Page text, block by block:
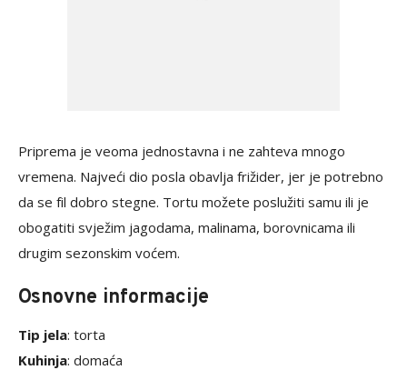
Priprema je veoma jednostavna i ne zahteva mnogo
vremena. Najveći dio posla obavlja frižider, jer je potrebno
da se fil dobro stegne. Tortu možete poslužiti samu ili je
obogatiti svježim jagodama, malinama, borovnicama ili
drugim sezonskim voćem.
Osnovne informacije
Tip jela: torta
Kuhinja: domaća